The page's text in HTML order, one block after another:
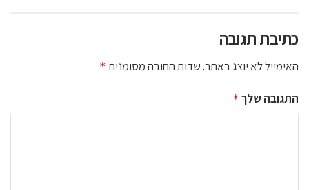
כתיבת תגובה
האימייל לא יוצג באתר.שדות החובה מסומנים *
התגובה שלך *